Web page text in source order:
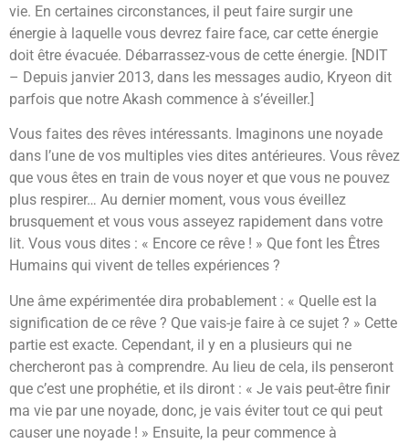
vie. En certaines circonstances, il peut faire surgir une
énergie à laquelle vous devrez faire face, car cette énergie
doit être évacuée. Débarrassez-vous de cette énergie. [NDIT
– Depuis janvier 2013, dans les messages audio, Kryeon dit
parfois que notre Akash commence à s’éveiller.]
Vous faites des rêves intéressants. Imaginons une noyade
dans l’une de vos multiples vies dites antérieures. Vous rêvez
que vous êtes en train de vous noyer et que vous ne pouvez
plus respirer… Au dernier moment, vous vous éveillez
brusquement et vous vous asseyez rapidement dans votre
lit. Vous vous dites : « Encore ce rêve ! » Que font les Êtres
Humains qui vivent de telles expériences ?
Une âme expérimentée dira probablement : « Quelle est la
signification de ce rêve ? Que vais-je faire à ce sujet ? » Cette
partie est exacte. Cependant, il y en a plusieurs qui ne
chercheront pas à comprendre. Au lieu de cela, ils penseront
que c’est une prophétie, et ils diront : « Je vais peut-être finir
ma vie par une noyade, donc, je vais éviter tout ce qui peut
causer une noyade ! » Ensuite, la peur commence à